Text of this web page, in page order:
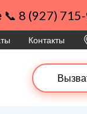
📞 8 (927)
Контакты